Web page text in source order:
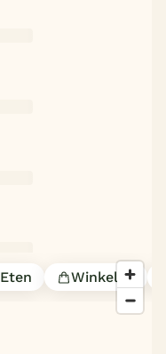
Eten Winkelen